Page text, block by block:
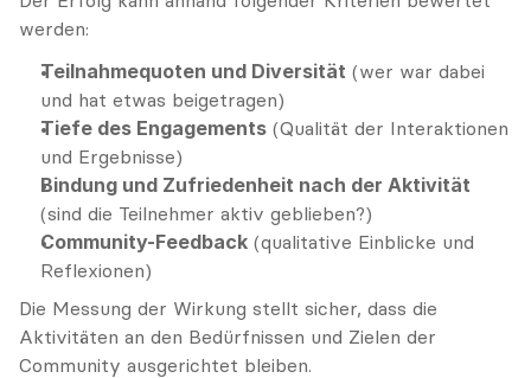
werden:
Teilnahmequoten und Diversität (wer war dabei
und hat etwas beigetragen)
Tiefe des Engagements (Qualität der Interaktionen
und Ergebnisse)
Bindung und Zufriedenheit nach der Aktivität
(sind die Teilnehmer aktiv geblieben?)
Community-Feedback (qualitative Einblicke und
Reflexionen)
Die Messung der Wirkung stellt sicher, dass die
Aktivitäten an den Bedürfnissen und Zielen der
Community ausgerichtet bleiben.